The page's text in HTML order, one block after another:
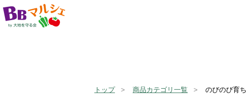
トップ 商品カテゴリ一覧 のびのび育ち